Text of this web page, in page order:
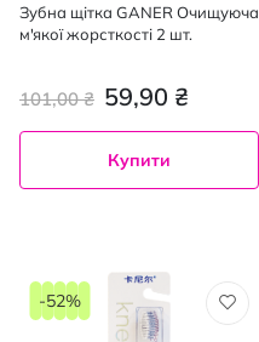
Зубна щітка GANER Очищуюча
м'якої жорсткості 2 шт.
59,90 ₴
101,00 ₴
Купити
-52%